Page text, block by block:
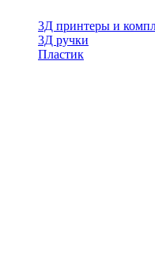
3Д принтеры и
3Д ручки
Пластик